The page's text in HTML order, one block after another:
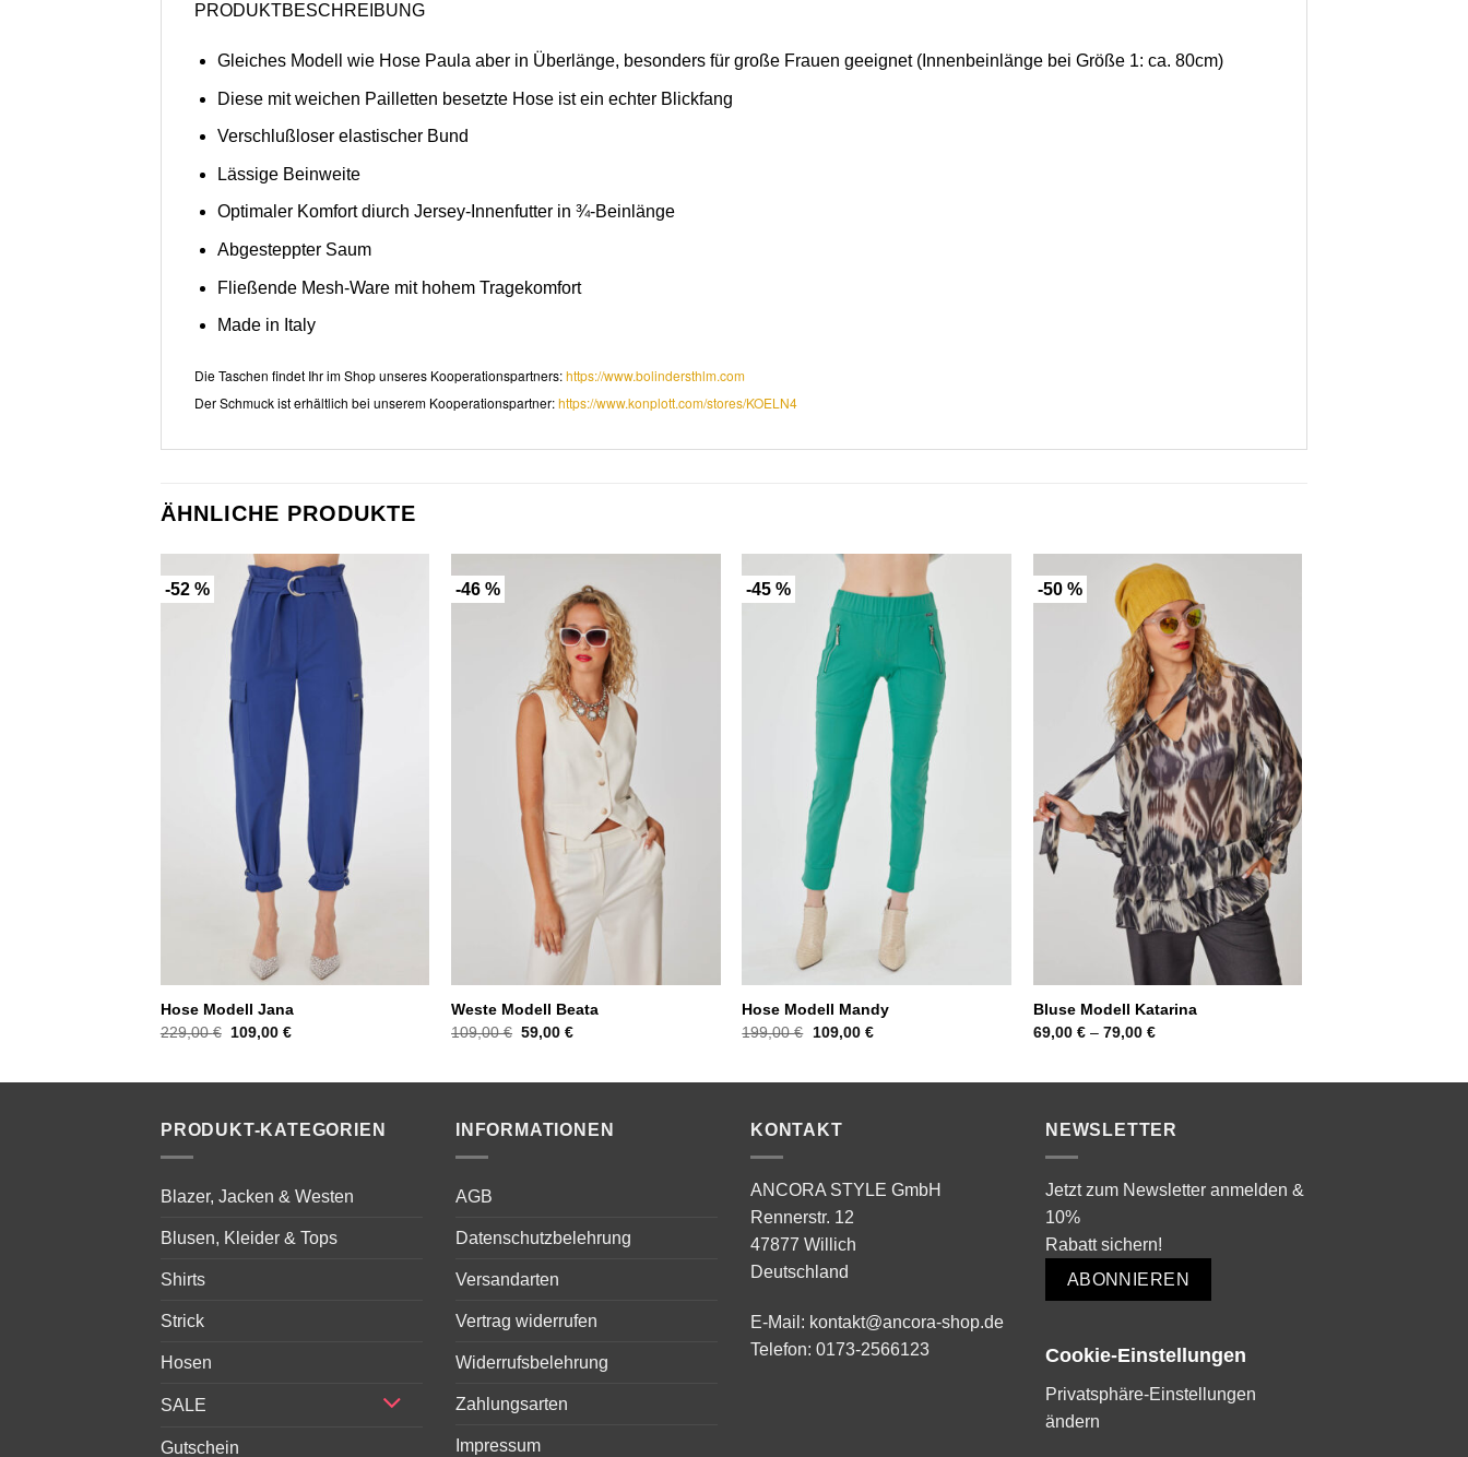
PRODUKTBESCHREIBUNG
Gleiches Modell wie Hose Paula aber in Überlänge, besonders für große Frauen geeignet (Innenbeinlänge bei Größe 1: ca. 80cm)
Diese mit weichen Pailletten besetzte Hose ist ein echter Blickfang
Verschlußloser elastischer Bund
Lässige Beinweite
Optimaler Komfort diurch Jersey-Innenfutter in ¾-Beinlänge
Abgesteppter Saum
Fließende Mesh-Ware mit hohem Tragekomfort
Made in Italy
Die Taschen findet Ihr im Shop unseres Kooperationspartners:https://www.bolindersthlm.com
Der Schmuck ist erhältlich bei unserem Kooperationspartner:https://www.konplott.com/stores/KOELN4
ÄHNLICHE PRODUKTE
-52 %
Hose Modell Jana
229,00€ Ursprünglicher
Preis
109,00€Aktueller
-46 %
Weste Modell Beata
109,00€ Ursprünglicher
Preis
59,00€Aktueller
-45 %
Hose Modell Mandy
199,00€
Ursprünglicher
Preis
109,00 €Aktueller
-50 %
Bluse Modell Katarina
69,00 €– 79,00 €
PRODUKT-KATEGORIEN
Blazer, Jacken & Westen
Blusen, Kleider & Tops
Shirts
Strick
Hosen
SALE
Gutschein
INFORMATIONEN
AGB
Datenschutzbelehrung
Versandarten
Vertrag widerrufen
Widerrufsbelehrung
Zahlungsarten
Impressum
KONTAKT
ANCORA STYLE GmbH
Rennerstr. 12
47877 Willich
Deutschland
E-Mail: kontakt@ancora-shop.de
Telefon: 0173-2566123
NEWSLETTER
Jetzt zum Newsletter anmelden &
10%
Rabatt sichern!
ABONNIEREN
Cookie-Einstellungen
Privatsphäre-Einstellungen
ändern